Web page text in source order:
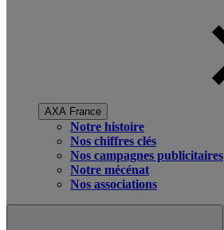
AXA France
Notre histoire
Nos chiffres clés
Nos campagnes publicitaires
Notre mécénat
Nos associations